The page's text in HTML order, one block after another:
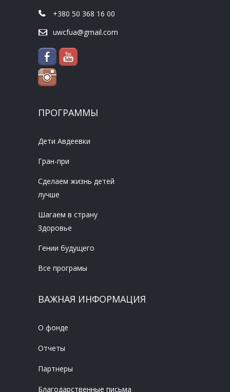
+380 50 368 16 00
uwcfua@gmail.com
ПРОГРАММЫ
Дети Авдеевки
Гран-при
Сделаем жизнь детей
лучше
Шагаем в страну
Здоровье
Гении будущего
Все програмы
ВАЖНАЯ ИНФОРМАЦИЯ
О фонде
Отчеты
Партнеры
Благодарственные письма